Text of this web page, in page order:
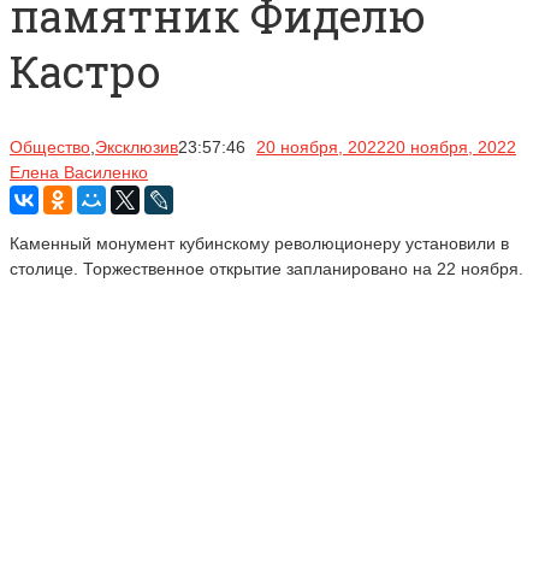
памятник Фиделю
Кастро
Общество Эксклюзив23:57:46 20 ноября, 202220 ноября, 2022
Елена Василенко
Каменный монумент кубинскому революционеру установили в
столице. Торжественное открытие запланировано на 22 ноября.